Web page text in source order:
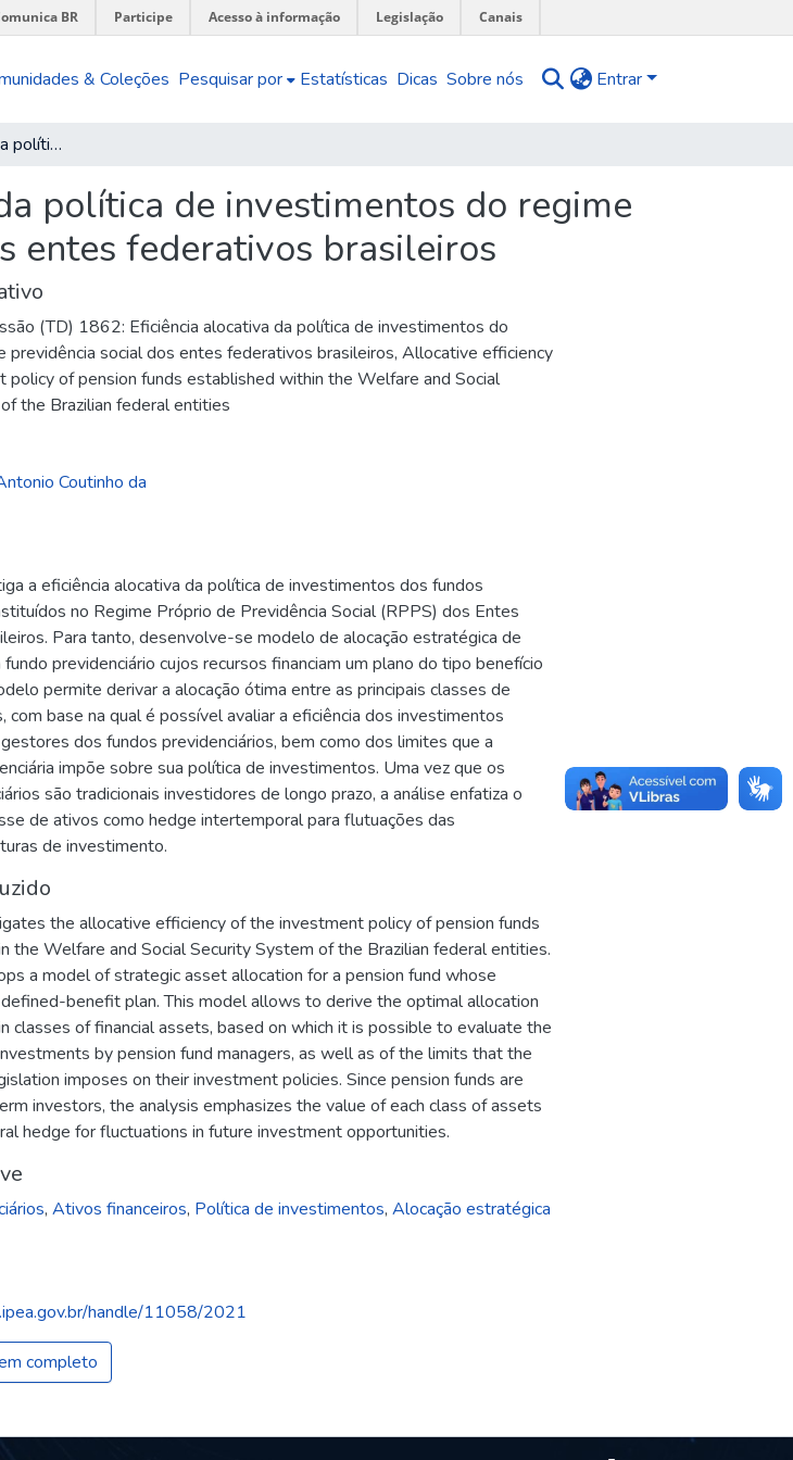
BR Participe Acesso à informação Legislação Canais
& Coleções Pesquisar por Estatísticas Dicas Sobre nós Entrar
Eficiência alocativa da política de investimentos do regime próprio de previdência social dos entes federativos brasileiros
política de investimentos do regime
entes federativos brasileiros
(TD) 1862: Eficiência alocativa da política de investimentos do
previdência social dos entes federativos brasileiros,Allocative efficiency
policy of pension funds established within the Welfare and Social
the Brazilian federal entities
Coutinho da
a eficiência alocativa da política de investimentos dos fundos
no Regime Próprio de Previdência Social (RPPS) dos Entes
Para tanto, desenvolve-se modelo de alocação estratégica de
previdenciário cujos recursos financiam um plano do tipo benefício
permite derivar a alocação ótima entre as principais classes de
com base na qual é possível avaliar a eficiência dos investimentos
dos fundos previdenciários, bem como dos limites que a
impõe sobre sua política de investimentos. Uma vez que os
são tradicionais investidores de longo prazo, a análise enfatiza o
de ativos como hedge intertemporal para flutuações das
de investimento.
the allocative efficiency of the investment policy of pension funds
the Welfare and Social Security System of the Brazilian federal entities.
a model of strategic asset allocation for a pension fund whose
benefit plan. This model allows to derive the optimal allocation
classes of financial assets, based on which it is possible to evaluate the
by pension fund managers, as well as of the limits that the
imposes on their investment policies. Since pension funds are
investors, the analysis emphasizes the value of each class of assets
hedge for fluctuations in future investment opportunities.
,Ativos financeiros, Política de investimentos,Alocação estratégica
handle/11058/2021
completo